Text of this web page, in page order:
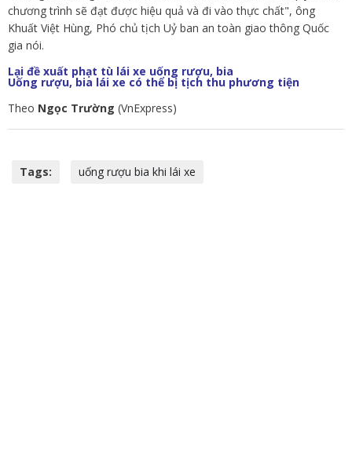
chương trình sẽ đạt được hiệu quả và đi vào thực chất", ông
Khuất Việt Hùng, Phó chủ tịch Uỷ ban an toàn giao thông Quốc
gia nói.
Lại đề xuất phạt tù lái xe uống rượu, bia
Uống rượu, bia lái xe có thể bị tịch thu phương tiện
Theo Ngọc Trường (VnExpress)
Tags: uống rượu bia khi lái xe